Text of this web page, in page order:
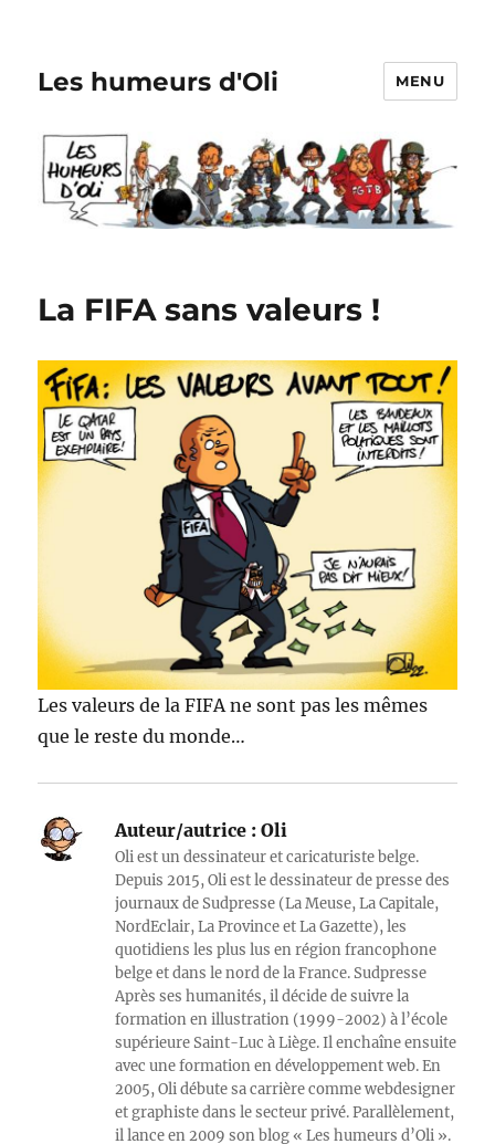
Les humeurs d'Oli MENU
La FIFA sans valeurs !
Les valeurs de la FIFA ne sont pas les mêmes
que le reste du monde…
Auteur/autrice : Oli
Oli est un dessinateur et caricaturiste belge.
Depuis 2015, Oli est le dessinateur de presse des
journaux de Sudpresse (La Meuse, La Capitale,
NordEclair, La Province et La Gazette), les
quotidiens les plus lus en région francophone
belge et dans le nord de la France. Sudpresse
Après ses humanités, il décide de suivre la
formation en illustration (1999-2002) à l’école
supérieure Saint-Luc à Liège. Il enchaîne ensuite
avec une formation en développement web. En
2005, Oli débute sa carrière comme webdesigner
et graphiste dans le secteur privé. Parallèlement,
il lance en 2009 son blog « Les humeurs d’Oli ».